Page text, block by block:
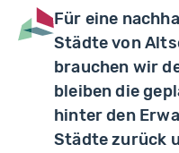
Für eine
Städte von
brauchen wir
bleiben die
hinter den
Städte zurück